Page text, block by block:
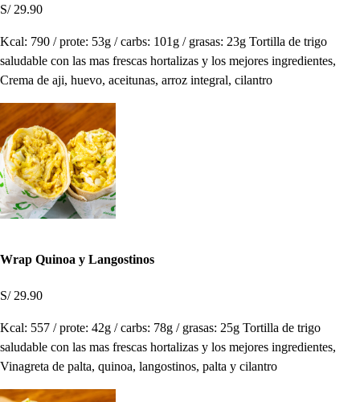
S/ 29.90
Kcal: 790 / prote: 53g / carbs: 101g / grasas: 23g Tortilla de trigo
saludable con las mas frescas hortalizas y los mejores ingredientes,
Crema de aji, huevo, aceitunas, arroz integral, cilantro
Wrap Quinoa y Langostinos
S/ 29.90
Kcal: 557 / prote: 42g / carbs: 78g / grasas: 25g Tortilla de trigo
saludable con las mas frescas hortalizas y los mejores ingredientes,
Vinagreta de palta, quinoa, langostinos, palta y cilantro